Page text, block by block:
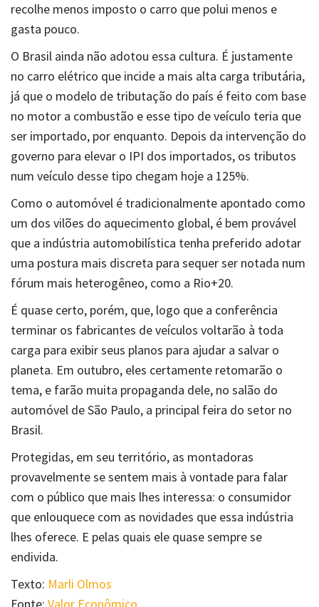
recolhe menos imposto o carro que polui menos e
gasta pouco.
O Brasil ainda não adotou essa cultura. É justamente
no carro elétrico que incide a mais alta carga tributária,
já que o modelo de tributação do país é feito com base
no motor a combustão e esse tipo de veículo teria que
ser importado, por enquanto. Depois da intervenção do
governo para elevar o IPI dos importados, os tributos
num veículo desse tipo chegam hoje a 125%.
Como o automóvel é tradicionalmente apontado como
um dos vilões do aquecimento global, é bem provável
que a indústria automobilística tenha preferido adotar
uma postura mais discreta para sequer ser notada num
fórum mais heterogêneo, como a Rio+20.
É quase certo, porém, que, logo que a conferência
terminar os fabricantes de veículos voltarão à toda
carga para exibir seus planos para ajudar a salvar o
planeta. Em outubro, eles certamente retomarão o
tema, e farão muita propaganda dele, no salão do
automóvel de São Paulo, a principal feira do setor no
Brasil.
Protegidas, em seu território, as montadoras
provavelmente se sentem mais à vontade para falar
com o público que mais lhes interessa: o consumidor
que enlouquece com as novidades que essa indústria
lhes oferece. E pelas quais ele quase sempre se
endivida.
Texto: Marli Olmos